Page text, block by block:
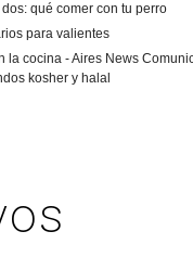
qué comer con tu perro
para valientes
la cocina - Aires News
kosher y halal